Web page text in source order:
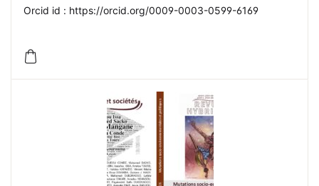
Orcid id : https://orcid.org/0009-0003-0599-6169